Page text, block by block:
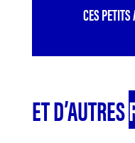
CES
ET D’AUTRES